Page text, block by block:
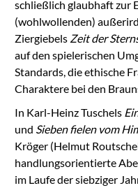
schließlich glaubhaft zur
(wohlwollenden)
Ziergiebels Zeit der
auf den spielerischen
Standards, die ethische
Charaktere bei den
In Karl-Heinz Tuschels
und Sieben fielen vom
Kröger (Helmut
handlungsorientierte
im Laufe der siebziger